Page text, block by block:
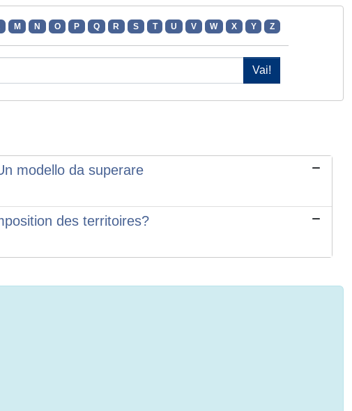
M N O P Q R S T U V W X Y Z
modello da superare
des territoires?